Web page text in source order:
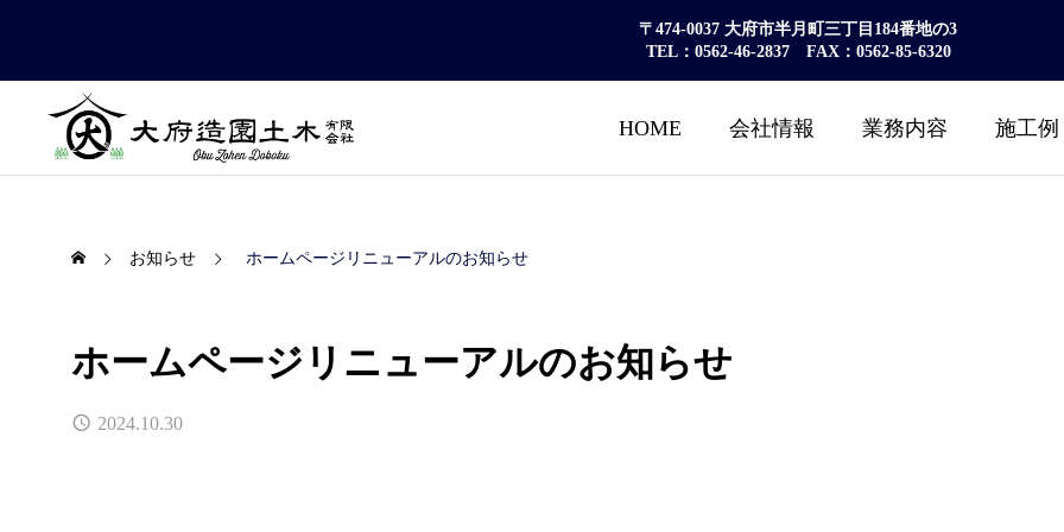
〒474-0037 大府市半月町三丁目184番地の3
TEL：0562-46-2837 FAX：0562-85-6320
HOME 会社情報 業務内容 施工例
お知らせ ホームページリニューアルのお知らせ
ホームページリニューアルのお知らせ
2024.10.30